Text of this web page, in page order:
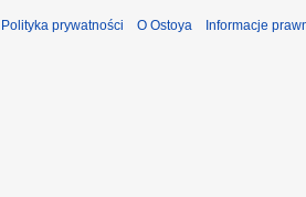
Polityka prywatności O Ostoya Informacje